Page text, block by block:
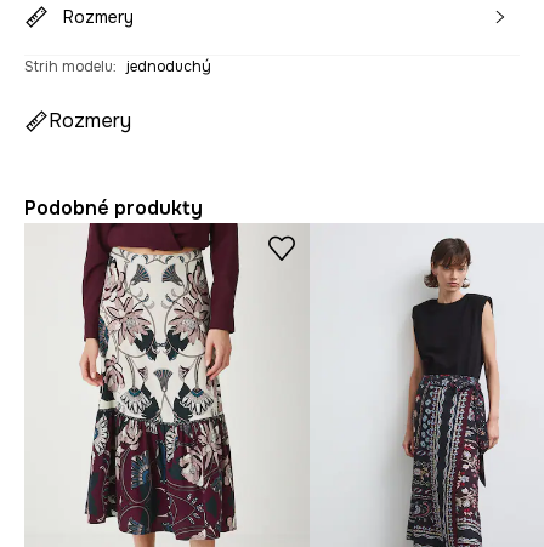
Rozmery
Strih modelu: jednoduchý
Rozmery
Podobné produkty